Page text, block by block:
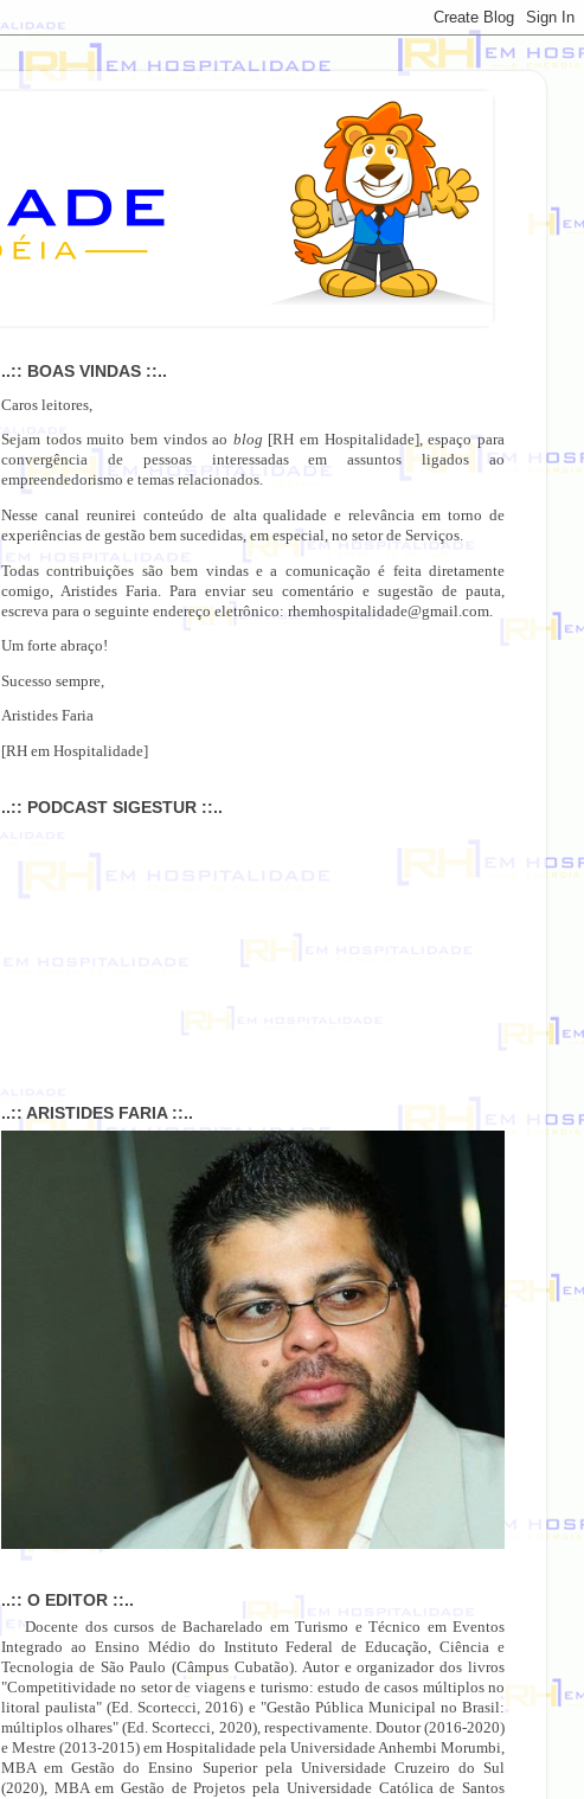
..:: BOAS VINDAS ::..
Caros leitores,
Sejam todos muito bem vindos ao blog [RH em Hospitalidade], espaço para
convergência de pessoas interessadas em assuntos ligados ao
empreendedorismo e temas relacionados.
Nesse canal reunirei conteúdo de alta qualidade e relevância em torno de
experiências de gestão bem sucedidas, em especial, no setor de Serviços.
Todas contribuições são bem vindas e a comunicação é feita diretamente
comigo, Aristides Faria. Para enviar seu comentário e sugestão de pauta,
escreva para o seguinte endereço eletrônico: rhemhospitalidade@gmail.com.
Um forte abraço!
Sucesso sempre,
Aristides Faria
[RH em Hospitalidade]
..:: PODCAST SIGESTUR ::..
..:: ARISTIDES FARIA ::..
..:: O EDITOR ::..
Docente dos cursos de Bacharelado em Turismo e Técnico em Eventos
Integrado ao Ensino Médio do Instituto Federal de Educação, Ciência e
Tecnologia de São Paulo (Câmpus Cubatão). Autor e organizador dos livros
"Competitividade no setor de viagens e turismo: estudo de casos múltiplos no
litoral paulista" (Ed. Scortecci, 2016) e "Gestão Pública Municipal no Brasil:
múltiplos olhares" (Ed. Scortecci, 2020), respectivamente. Doutor (2016-2020)
e Mestre (2013-2015) em Hospitalidade pela Universidade Anhembi Morumbi,
MBA em Gestão do Ensino Superior pela Universidade Cruzeiro do Sul
(2020), MBA em Gestão de Projetos pela Universidade Católica de Santos